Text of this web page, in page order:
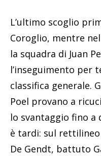
L’ultimo scoglio
Coroglio, mentre
la squadra di Juan
l’inseguimento per
classifica generale.
Poel provano a
lo svantaggio fino a
è tardi: sul
De Gendt, battuto